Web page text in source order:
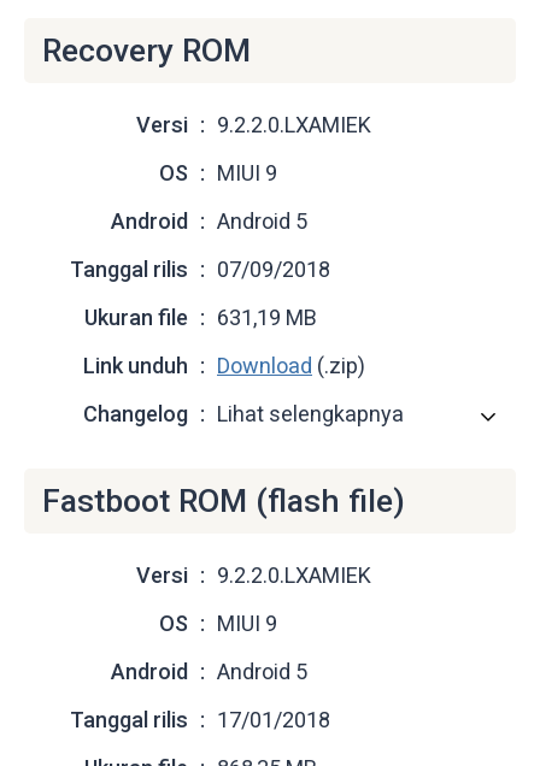
Recovery ROM
Versi
9.2.2.0.LXAMIEK
OS
MIUI 9
Android
Android 5
Tanggal rilis
07/09/2018
Ukuran file
631,19 MB
Link unduh
Download (.zip)
Changelog
Lihat selengkapnya
Fastboot ROM (flash file)
Versi
9.2.2.0.LXAMIEK
OS
MIUI 9
Android
Android 5
Tanggal rilis
17/01/2018